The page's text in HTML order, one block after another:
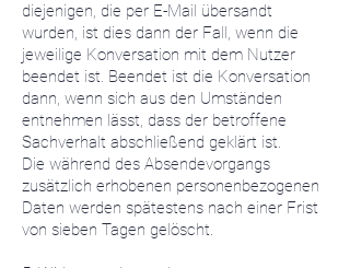
diejenigen, die per E-Mail übersandt
wurden, ist dies dann der Fall, wenn die
jeweilige Konversation mit dem Nutzer
beendet ist. Beendet ist die Konversation
dann, wenn sich aus den Umständen
entnehmen lässt, dass der betroffene
Sachverhalt abschließend geklärt ist.
Die während des Absendevorgangs
zusätzlich erhobenen personenbezogenen
Daten werden spätestens nach einer Frist
von sieben Tagen gelöscht.